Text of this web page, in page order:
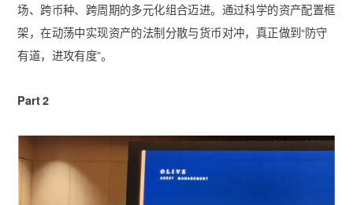
场、跨币种、跨周期的多元化组合迈进。通过科学的资产配置框
架，在动荡中实现资产的法制分散与货币对冲，真正做到“防守
有道，进攻有度”。
Part 2